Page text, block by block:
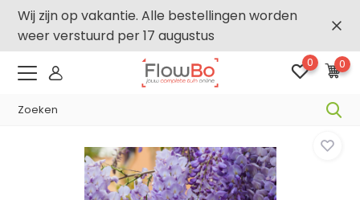
Wij zijn op vakantie. Alle bestellingen worden
weer verstuurd per 17 augustus
0 0